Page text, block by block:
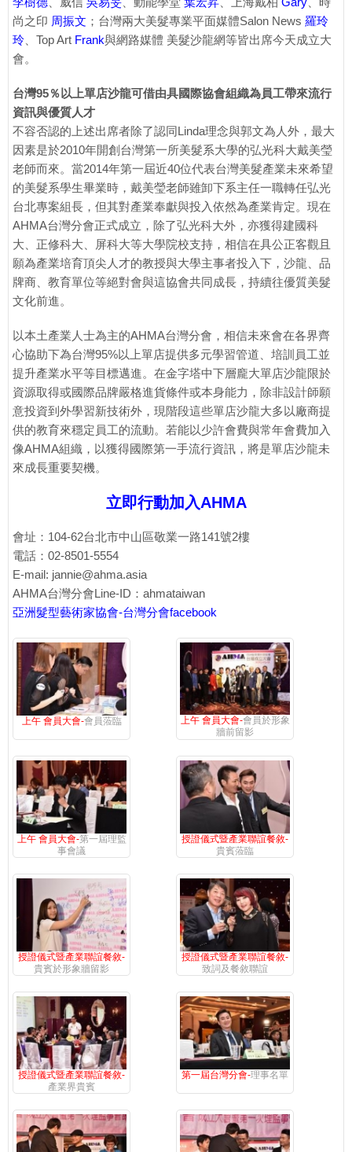
尚之印 周振文 ；台灣兩大美髮專業平面媒體Salon News 羅玲
玲 、Top Art Frank與網路媒體 美髮沙龍網等皆出席今天成立大
會。
台灣95％以上單店沙龍可借由具國際協會組織為員工帶來流行
資訊與優質人才
不容否認的上述出席者除了認同Linda理念與郭文為人外，最大
因素是於2010年開創台灣第一所美髮系大學的弘光科大戴美瑩
老師而來。當2014年第一屆近40位代表台灣美髮產業未來希望
的美髮系學生畢業時，戴美瑩老師雖卸下系主任一職轉任弘光
台北專案組長，但其對產業奉獻與投入依然為產業肯定。現在
AHMA台灣分會正式成立，除了弘光科大外，亦獲得建國科
大、正修科大、屏科大等大學院校支持，相信在具公正客觀且
願為產業培育頂尖人才的教授與大學主事者投入下，沙龍、品
牌商、教育單位等絕對會與這協會共同成長，持續往優質美髮
文化前進。
以本土產業人士為主的AHMA台灣分會，相信未來會在各界齊
心協助下為台灣95%以上單店提供多元學習管道、培訓員工並
提升產業水平等目標邁進。在金字塔中下層龐大單店沙龍限於
資源取得或國際品牌嚴格進貨條件或本身能力，除非設計師願
意投資到外學習新技術外，現階段這些單店沙龍大多以廠商提
供的教育來穩定員工的流動。若能以少許會費與常年會費加入
像AHMA組織，以獲得國際第一手流行資訊，將是單店沙龍未
來成長重要契機。
立即行動加入AHMA
會址：104-62台北市中山區敬業一路141號2樓
電話：02-8501-5554
E-mail: jannie@ahma.asia
AHMA台灣分會Line-ID：ahmataiwan
亞洲髮型藝術家協會-台灣分會facebook
上午 會員大會-會員蒞臨 上午 會員大會-會員於形象
牆前留影
上午 會員大會-第一屆理監
事會議
授證儀式暨產業聯誼餐敘-
貴賓蒞臨
授證儀式暨產業聯誼餐敘-
貴賓於形象牆留影
授證儀式暨產業聯誼餐敘-
致詞及餐敘聯誼
授證儀式暨產業聯誼餐敘-
產業界貴賓
第一屆台灣分會-理事名單